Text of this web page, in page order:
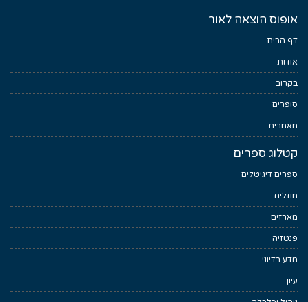
אופוס הוצאה לאור
דף הבית
אודות
בקרוב
סופרים
מאמרים
קטלוג ספרים
ספרים דיגיטלים
מוזלים
מארזים
פנטזיה
מדע בדיוני
עיון